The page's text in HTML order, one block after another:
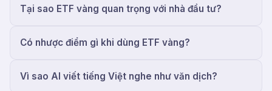
Tại sao ETF vàng quan trọng với nhà đầu tư?
Có nhược điểm gì khi dùng ETF vàng?
Vì sao AI viết tiếng Việt nghe như văn dịch?